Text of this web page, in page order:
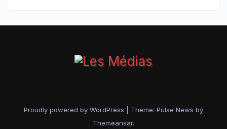
Proudly powered by WordPress Theme: Pulse News by
Themeansar.